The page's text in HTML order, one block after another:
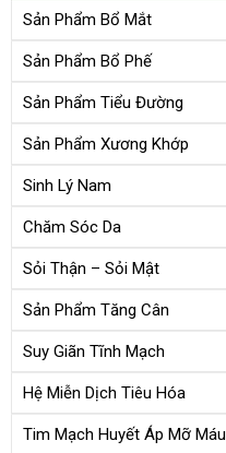
Sản Phẩm Bổ Mắt
Sản Phẩm Bổ Phế
Sản Phẩm Tiểu Đường
Sản Phẩm Xương Khớp
Sinh Lý Nam
Chăm Sóc Da
Sỏi Thận – Sỏi Mật
Sản Phẩm Tăng Cân
Suy Giãn Tĩnh Mạch
Hệ Miễn Dịch Tiêu Hóa
Tim Mạch Huyết Áp Mỡ Máu